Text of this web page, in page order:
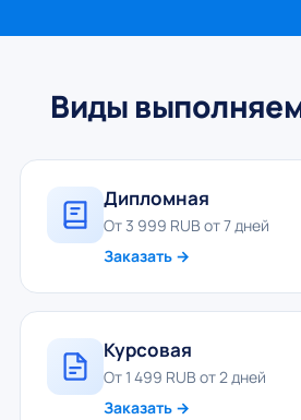
Виды
Дипломная
От 3 999 RUB от 7 дней
Заказать →
Курсовая
От 1 499 RUB от 2 дней
Заказать →